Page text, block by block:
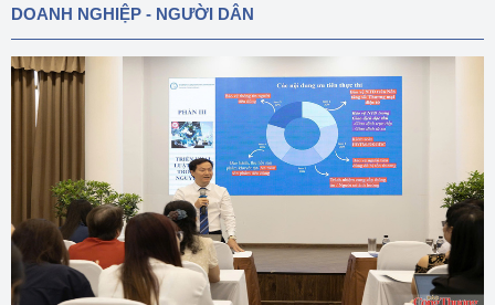
DOANH NGHIỆP - NGƯỜI DÂN